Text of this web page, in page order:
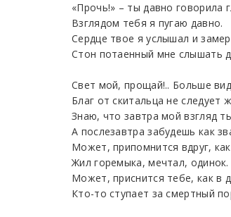
«Прочь!» – ты давно говорила
Взглядом тебя я пугаю давно.
Сердце твое я услышал и
Стон потаенный мне слышать
Свет мой, прощай!.. Больше
Благ от скитальца не следует
Знаю, что завтра мой взгляд
А послезавтра забудешь как
Может, припомнится вдруг,
Жил горемыка, мечтал, одинок.
Может, приснится тебе, как в
Кто-то ступает за смертный